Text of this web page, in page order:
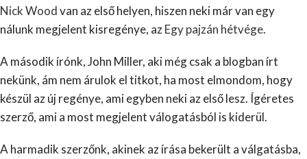
Nick Woodvan az első helyen, hiszen neki már van egy
nálunk megjelent kisregénye, azEgy pajzán hétvége.
A második írónk, John Miller, aki még csak a blogban írt
nekünk, ám nem árulok el titkot, ha most elmondom, hogy
készül az új regénye, ami egyben neki az első lesz. Ígéretes
szerző, ami a most megjelent válogatásból is kiderül.
A harmadik szerzőnk, akinek az írása bekerült a válgatásba,